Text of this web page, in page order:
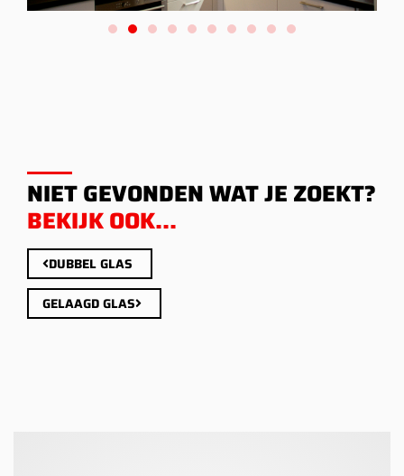
NIET GEVONDEN WAT JE ZOEKT?
BEKIJK OOK...
DUBBEL GLAS
GELAAGD GLAS